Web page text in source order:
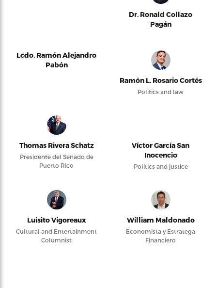
Dr. Ronald Collazo
Pagán
Lcdo. Ramón Alejandro
Pabón
Ramón L. Rosario Cortés
Politics and law
Thomas Rivera Schatz
Presidente del Senado de
Puerto Rico
Víctor García San
Inocencio
Politics and justice
Luisito Vigoreaux
Cultural and Entertainment
Columnist
William Maldonado
Economista y Estratega
Financiero